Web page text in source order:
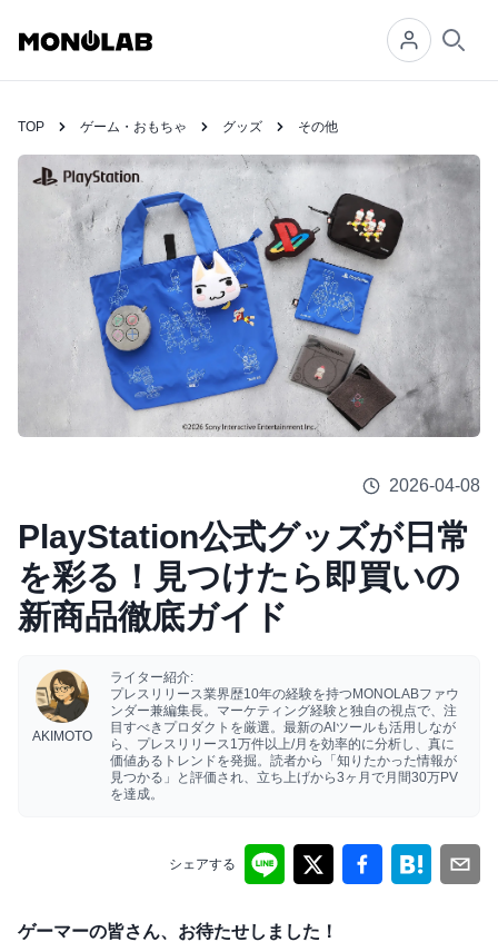
TOP ゲーム・おもちゃ グッズ その他
2026-04-08
PlayStation公式グッズが日常
を彩る！見つけたら即買いの
新商品徹底ガイド
AKIMOTO
ライター紹介:
プレスリリース業界歴10年の経験を持つMONOLABファウ
ンダー兼編集長。マーケティング経験と独自の視点で、注
目すべきプロダクトを厳選。最新のAIツールも活用しなが
ら、プレスリリース1万件以上/月を効率的に分析し、真に
価値あるトレンドを発掘。読者から「知りたかった情報が
見つかる」と評価され、立ち上げから3ヶ月で月間30万PV
を達成。
シェアする
ゲーマーの皆さん、お待たせしました！